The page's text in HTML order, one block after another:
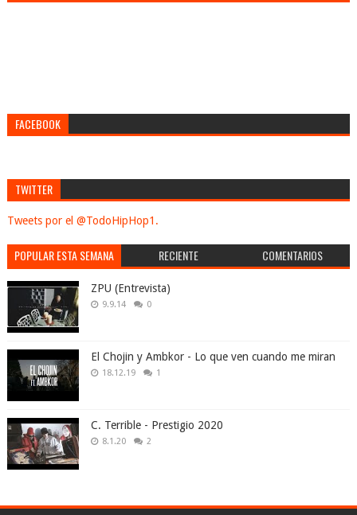
FACEBOOK
TWITTER
Tweets por el @TodoHipHop1.
POPULAR ESTA SEMANA RECIENTE COMENTARIOS
ZPU (Entrevista)
9.9.14 0
El Chojin y Ambkor - Lo que ven cuando me miran
18.12.19 1
C. Terrible - Prestigio 2020
8.1.20 2